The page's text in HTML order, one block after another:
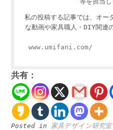
私の投稿する記事では、オー
な動画や家具職人・DIY関連
www.umifani.com/
共有：
Posted in 家具デザイン研究室